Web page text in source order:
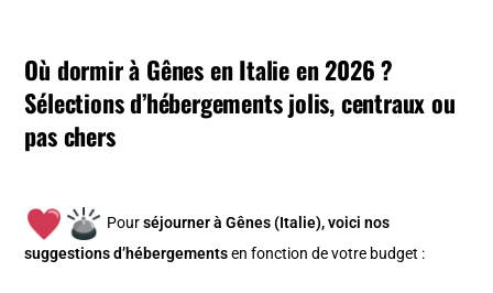
Où dormir à Gênes en Italie en 2026 ?
Sélections d’hébergements jolis, centraux ou
pas chers
Pourséjourner à Gênes (Italie), voici nos
suggestions d’hébergements en fonction de votre budget :